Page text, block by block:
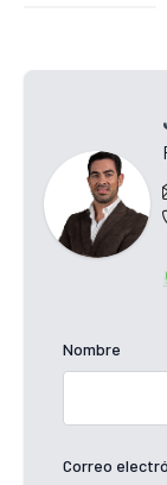
Nombre
Correo